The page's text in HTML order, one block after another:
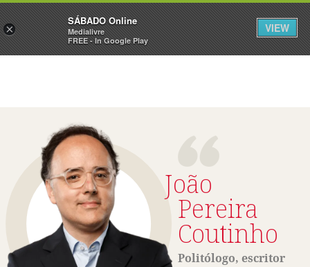
Sábado Assine Iniciar Sessão
João
Pereira
Coutinho
Politólogo, escritor
×
SÁBADO Online
Medialivre
FREE - In Google Play
VIEW